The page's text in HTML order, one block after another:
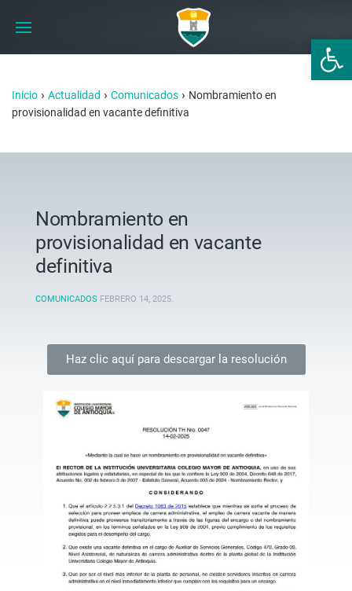
Abrir
Inicio › Actualidad › Comunicados › Nombramiento en
provisionalidad en vacante definitiva
Nombramiento en
provisionalidad en vacante
definitiva
COMUNICADOS FEBRERO 14, 2025.
Haz clic aquí para descargar la resolución